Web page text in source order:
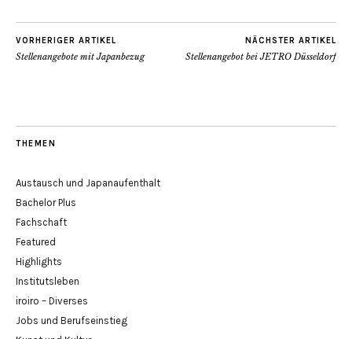
VORHERIGER ARTIKEL
Stellenangebote mit Japanbezug
NÄCHSTER ARTIKEL
Stellenangebot bei JETRO Düsseldorf
THEMEN
Austausch und Japanaufenthalt
Bachelor Plus
Fachschaft
Featured
Highlights
Institutsleben
iroiro – Diverses
Jobs und Berufseinstieg